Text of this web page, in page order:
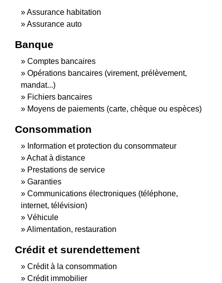
Assurance habitation
Assurance auto
Banque
Comptes bancaires
Opérations bancaires (virement, prélèvement,
mandat...)
Fichiers bancaires
Moyens de paiements (carte, chèque ou espèces)
Consommation
Information et protection du consommateur
Achat à distance
Prestations de service
Garanties
Communications électroniques (téléphone,
internet, télévision)
Véhicule
Alimentation, restauration
Crédit et surendettement
Crédit à la consommation
Crédit immobilier